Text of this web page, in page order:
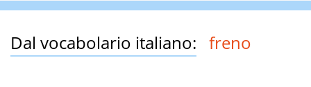
Dal vocabolario italiano: freno